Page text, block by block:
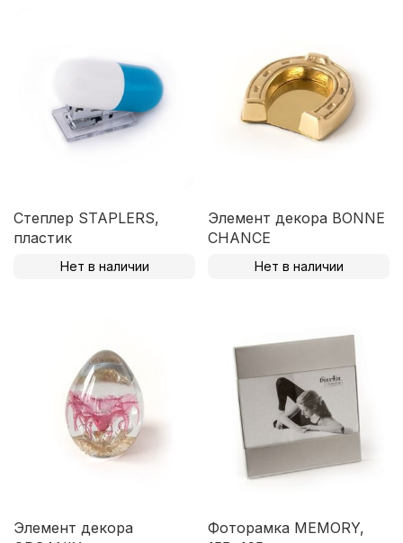
Степлер STAPLERS,
пластик
Нет в наличии
Элемент декора BONNE
CHANCE
Нет в наличии
Элемент декора
Фоторамка MEMORY,